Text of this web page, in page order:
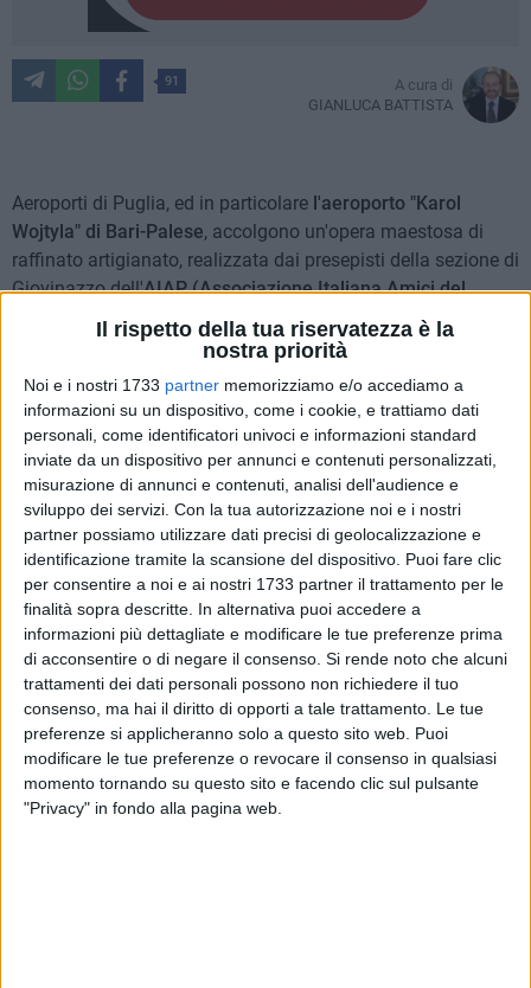
Il rispetto della tua riservatezza è la
nostra priorità
Noi e i nostri 1733 partner memorizziamo e/o accediamo a
informazioni su un dispositivo, come i cookie, e trattiamo dati
personali, come identificatori univoci e informazioni standard
inviate da un dispositivo per annunci e contenuti personalizzati,
misurazione di annunci e contenuti, analisi dell'audience e
sviluppo dei servizi. Con la tua autorizzazione noi e i nostri
partner possiamo utilizzare dati precisi di geolocalizzazione e
identificazione tramite la scansione del dispositivo. Puoi fare clic
per consentire a noi e ai nostri 1733 partner il trattamento per le
finalità sopra descritte. In alternativa puoi accedere a
informazioni più dettagliate e modificare le tue preferenze prima
di acconsentire o di negare il consenso. Si rende noto che alcuni
trattamenti dei dati personali possono non richiedere il tuo
consenso, ma hai il diritto di opporti a tale trattamento. Le tue
preferenze si applicheranno solo a questo sito web. Puoi
modificare le tue preferenze o revocare il consenso in qualsiasi
momento tornando su questo sito e facendo clic sul pulsante
"Privacy" in fondo alla pagina web.
91
A cura di
GIANLUCA BATTISTA
Aeroporti di Puglia, ed in particolare l'aeroporto "Karol
Wojtyla" di Bari-Palese, accolgono un'opera maestosa di
raffinato artigianato, realizzata dai presepisti della sezione di
Giovinazzo dell'AIAP (Associazione Italiana Amici del
Presepio).
La meravigliosa ricostruzione del vecchio porto di
Giovinazzo fa bella mostra di sé all'interno dello scalo
barese, una iniziativa condivisa dall'amministrazione
comunale con Aeroporti di Puglia e voluta fortemente dall'ex
sindacoTommaso Depalma. Chiunque arrivi in Puglia con
l'aereo potrà quindi trovarsi dinanzi a questo borgo
meraviglioso ricostruito perfettamente da mastri artigiani
(nei fatti) con una sensibilità straordinaria.
Ad annunciarlo attraverso i canali social il primo cittadino,
Michele Sollecito:«La nostra Cattedrale a picco sul mare-
ha scritto il sindaco -, un vascello di pietra pronto a stupire
tutti, soprattutto gli avventori dell'aeroporto di Bari! Grazie
agli amici presepisti dell'AIAP Giovinazzo e del già sindaco
Tommaso Depalma, questa iniziativa è diventata realtà! Un
motivo in più d'orgoglio per il nostro territorio! Buona